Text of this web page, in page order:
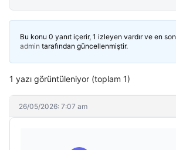
Bu konu 0 yanıt içerir, 1 izleyen vardır ve en son
admin tarafından güncellenmiştir.
1 yazı görüntüleniyor (toplam 1)
26/05/2026: 7:07 am